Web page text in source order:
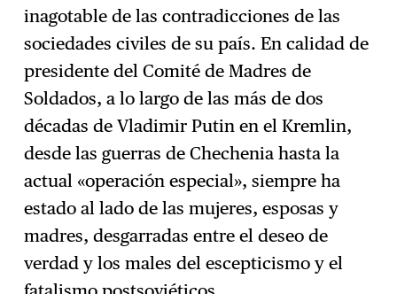
inagotable de las contradicciones de las
sociedades civiles de su país. En calidad de
presidente del Comité de Madres de
Soldados, a lo largo de las más de dos
décadas de Vladimir Putin en el Kremlin,
desde las guerras de Chechenia hasta la
actual «operación especial», siempre ha
estado al lado de las mujeres, esposas y
madres, desgarradas entre el deseo de
verdad y los males del escepticismo y el